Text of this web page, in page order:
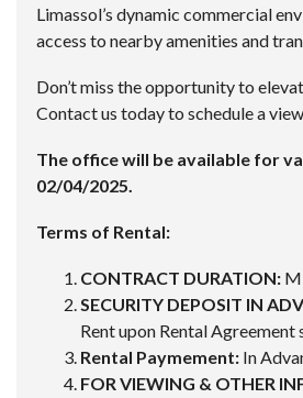
Limassol’s dynamic commercial
access to nearby amenities and
Don’t miss the opportunity to
Contact us today to schedule a
The office will be available for
02/04/2025.
Terms of Rental:
CONTRACT DURATION:
SECURITY DEPOSIT IN
Rent upon Rental Agreement
Rental Paymement: In
FOR VIEWING & OTHER